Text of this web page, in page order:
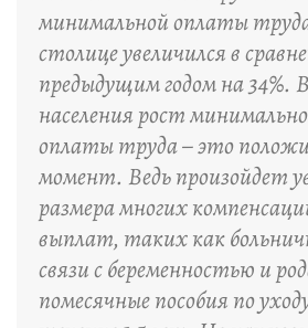
минимальной оплаты труда
столице увеличился в
предыдущим годом на 34%.
населения рост
оплаты труда – это
момент. Ведь произойдет
размера многих
выплат, таких как
связи с беременностью и
помесячные пособия по